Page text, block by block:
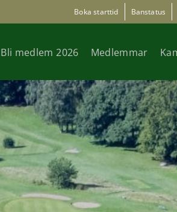
Boka starttid Banstatus
Bli medlem 2026 Medlemmar